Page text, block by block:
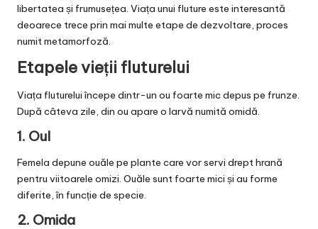
libertatea și frumusețea. Viața unui fluture este interesantă
deoarece trece prin mai multe etape de dezvoltare, proces
numit metamorfoză.
Etapele vieții fluturelui
Viața fluturelui începe dintr-un ou foarte mic depus pe frunze.
După câteva zile, din ou apare o larvă numită omidă.
1. Oul
Femela depune ouăle pe plante care vor servi drept hrană
pentru viitoarele omizi. Ouăle sunt foarte mici și au forme
diferite, în funcție de specie.
2. Omida